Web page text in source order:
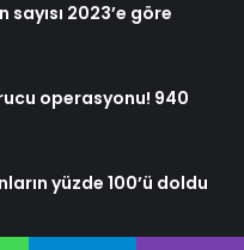
2023’e göre
operasyonu! 940
yüzde 100’ü doldu